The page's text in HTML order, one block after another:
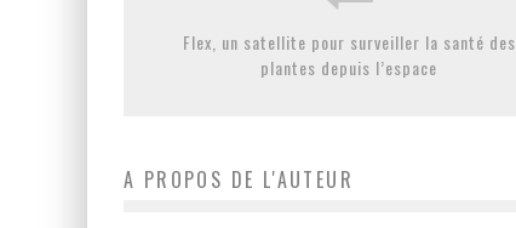
Flex, un satellite pour surveiller la santé des
plantes depuis l’espace
A PROPOS DE L'AUTEUR